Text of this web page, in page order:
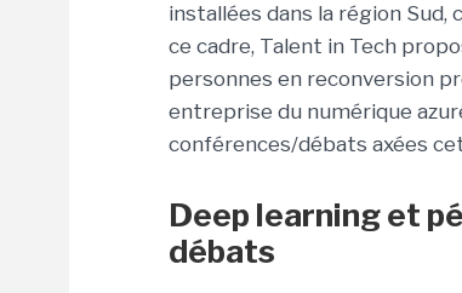
installées dans la région Sud,
ce cadre, Talent in Tech
personnes en reconversion
entreprise du numérique
conférences/débats axées
Deep learning et
débats